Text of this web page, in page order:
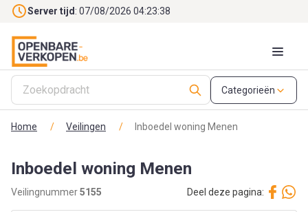
Skip to main content
Server tijd : 07/08/2026 04:23:38
Categorieën
Home / Veilingen / Inboedel woning Menen
Inboedel woning Menen
Veilingnummer5155 Deel deze pagina: